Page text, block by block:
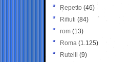
Repetto (46)
Rifiuti (84)
rom (13)
Roma (1.125)
Rutelli (9)